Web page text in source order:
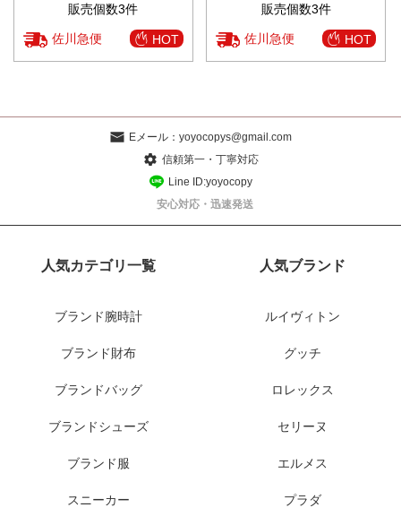
販売個数3件
佐川急便 HOT
販売個数3件
佐川急便 HOT
Eメール： yoyocopys@gmail.com
信頼第一・丁寧対応
Line ID:yoyocopy
安心対応・迅速発送
人気カテゴリ一覧
ブランド腕時計
ブランド財布
ブランドバッグ
ブランドシューズ
ブランド服
スニーカー
人気ブランド
ルイヴィトン
グッチ
ロレックス
セリーヌ
エルメス
プラダ